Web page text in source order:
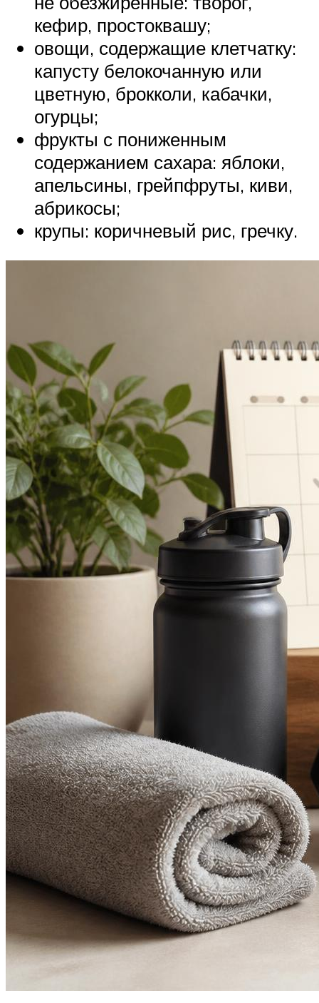
кефир, простоквашу;
овощи, содержащие клетчатку:
капусту белокочанную или
цветную, брокколи, кабачки,
огурцы;
фрукты с пониженным
содержанием сахара: яблоки,
апельсины, грейпфруты, киви,
абрикосы;
крупы: коричневый рис, гречку.